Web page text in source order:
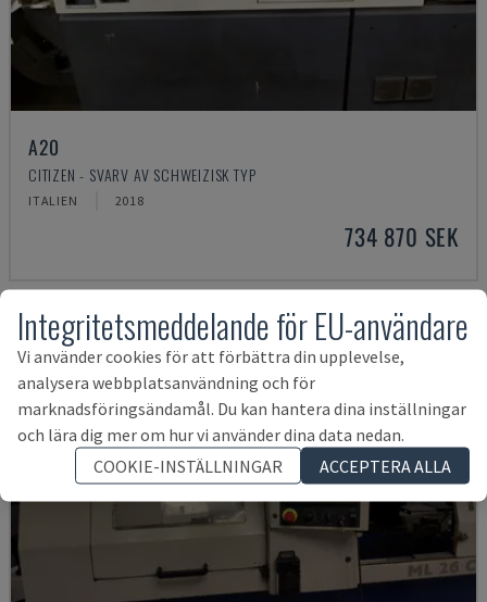
A20
CITIZEN - SVARV AV SCHWEIZISK TYP
ITALIEN 2018
734 870 SEK
Integritetsmeddelande för EU-användare
Vi använder cookies för att förbättra din upplevelse,
analysera webbplatsanvändning och för
marknadsföringsändamål. Du kan hantera dina inställningar
och lära dig mer om hur vi använder dina data nedan.
COOKIE-INSTÄLLNINGAR
ACCEPTERA ALLA